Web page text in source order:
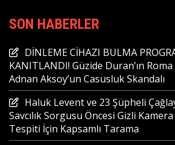
SON HABERLER
DİNLEME CİHAZI BULMA
KANITLANDI! Güzide Duran’ın Roma
Adnan Aksoy’un Casusluk Skandalı
Haluk Levent ve 23 Şüpheli
Savcılık Sorgusu Öncesi Gizli
Tespiti İçin Kapsamlı Tarama